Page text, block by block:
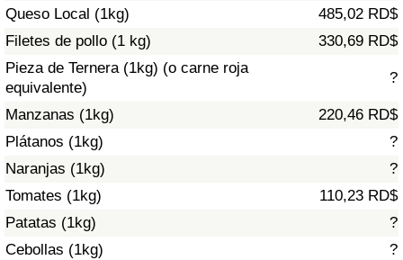
Queso Local (1kg)
485,02 RD$
Filetes de pollo (1 kg)
330,69 RD$
Pieza de Ternera (1kg) (o carne roja
equivalente)
?
Manzanas (1kg)
220,46 RD$
Plátanos (1kg)
?
Naranjas (1kg)
?
Tomates (1kg)
110,23 RD$
Patatas (1kg)
?
Cebollas (1kg)
?
Índice de Sanidad por País
Contaminación
Índice de Contaminación (Actual)
Índice de contaminación
Índice de Contaminación por País